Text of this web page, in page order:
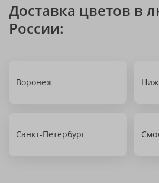
Доставка цветов в
России:
Воронеж
Санкт-Петербург